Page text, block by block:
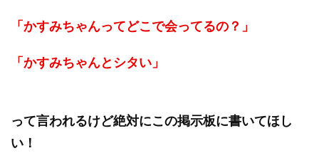
「かすみちゃんってどこで会ってるの？」
「かすみちゃんとシタい」
って言われるけど絶対にこの掲示板に書いてほし
い！